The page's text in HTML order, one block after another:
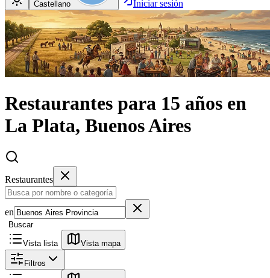
Castellano Iniciar sesión
Restaurantes para 15 años en
La Plata, Buenos Aires
Restaurantes
en
Buscar
Vista lista Vista mapa
Filtros